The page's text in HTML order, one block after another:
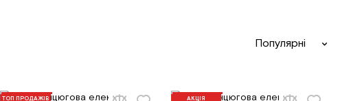
Популярні
ТОП ПРОДАЖІВ АКЦІЯ